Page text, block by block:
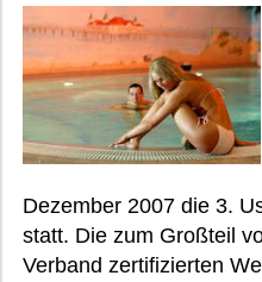
Dezember 2007 die 3.
statt. Die zum Großteil
Verband zertifizierten